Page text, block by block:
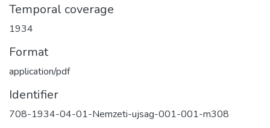
Temporal coverage
1934
Format
application/pdf
Identifier
708-1934-04-01-Nemzeti-ujsag-001-001-m308